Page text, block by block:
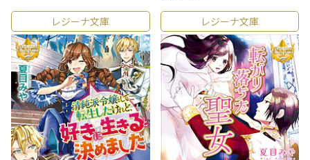
レジーナ文庫 レジーナ文庫